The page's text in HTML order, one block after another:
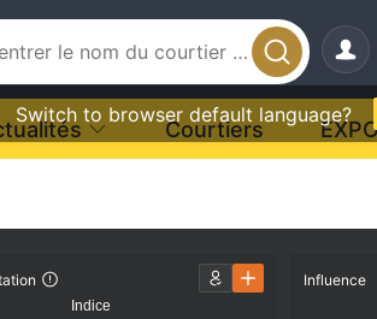
Switch to browser default language?
Courtiers
Indice
Influence